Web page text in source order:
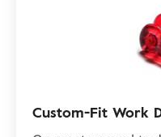
Custom-Fit Work